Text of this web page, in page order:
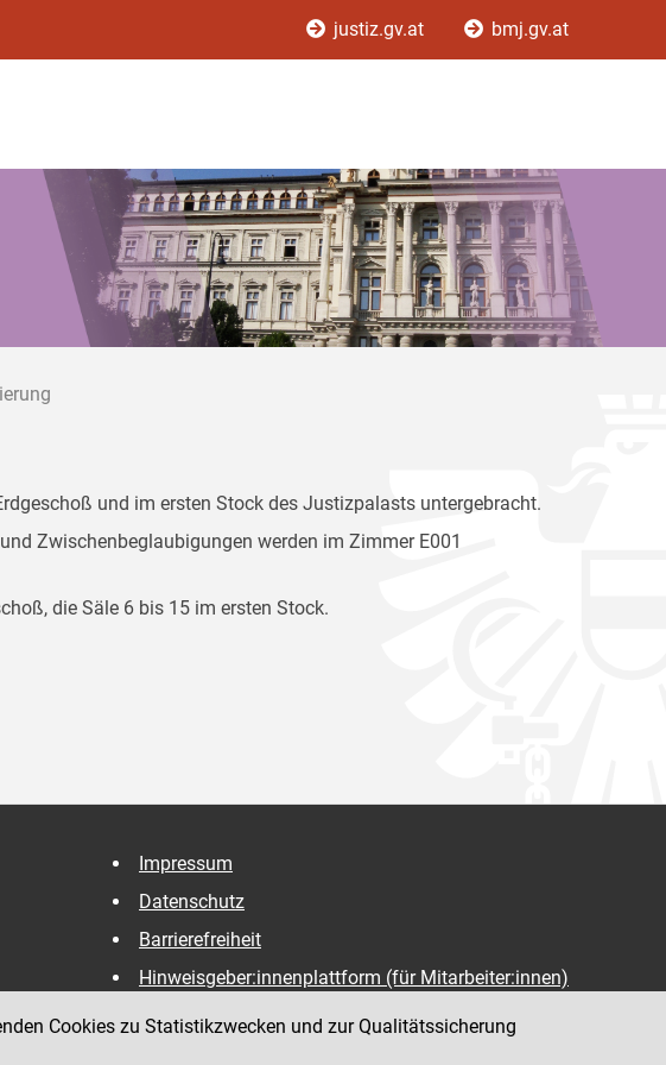
justiz.gv.at bmj.gv.at
und im ersten Stock des Justizpalasts untergebracht.
Zwischenbeglaubigungen werden im Zimmer E001
die Säle 6 bis 15 im ersten Stock.
Impressum
Datenschutz
Barrierefreiheit
Hinweisgeber:innenplattform (für Mitarbeiter:innen)
Cookies zu Statistikzwecken und zur Qualitätssicherung